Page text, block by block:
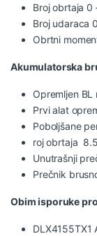
Broj obrtaja 0
Broj udaraca
Obrtni
Akumulatorska
Opremljen
Prvi alat
Poboljšane
roj obrtaja
Unutrašnji
Prečnik
Obim isporuke
DLX4155TX1